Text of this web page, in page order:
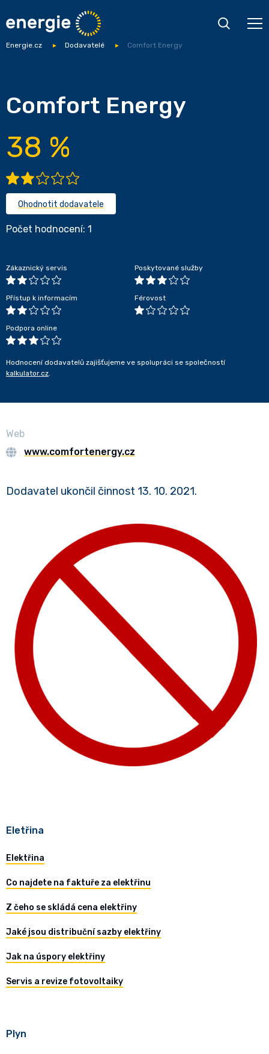
Energie.cz Dodavatelé Comfort Energy
Comfort Energy
38 %
Ohodnotit dodavatele
Počet hodnocení: 1
Zákaznický servis Poskytované služby
Přístup k informacím Férovost
Podpora online
Hodnocení dodavatelů zajišťujeme ve spolupráci se společností
kalkulator.cz.
Web
www.comfortenergy.cz
Dodavatel ukončil činnost 13. 10. 2021.
Eletřina
Elektřina
Co najdete na faktuře za elektřinu
Z čeho se skládá cena elektřiny
Jaké jsou distribuční sazby elektřiny
Jak na úspory elektřiny
Servis a revize fotovoltaiky
Plyn